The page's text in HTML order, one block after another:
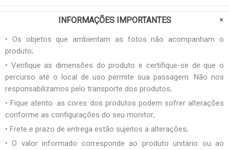
INFORMAÇÕES IMPORTANTES
• Os objetos que ambientam as fotos não acompanham o
produto;
• Verifique as dimensões do produto e certifique-se de que o
percurso até o local de uso permite sua passagem. Não nos
responsabilizamos pelo transporte dos produtos;
• Fique atento: as cores dos produtos podem sofrer alterações
conforme as configurações do seu monitor;
• Frete e prazo de entrega estão sujeitos a alterações;
• O valor informado corresponde ao produto unitário ou ao